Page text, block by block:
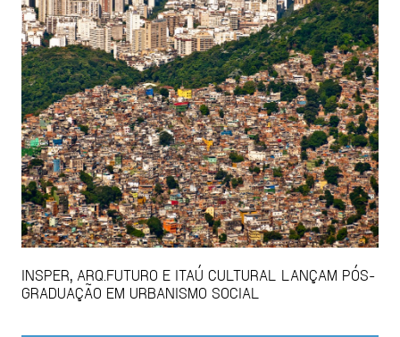
INSPER, ARQ.FUTURO E ITAÚ CULTURAL LANÇAM PÓS-
GRADUAÇÃO EM URBANISMO SOCIAL